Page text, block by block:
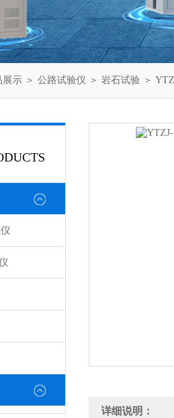
展示 ＞ 公路试验仪 ＞ 岩石试验 ＞
详细说明：